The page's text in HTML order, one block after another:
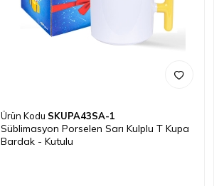
Ürün Kodu SKUPA43SA-1
Süblimasyon Porselen Sarı Kulplu T Kupa
Bardak - Kutulu